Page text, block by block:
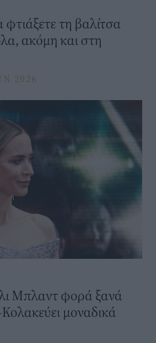
τη βαλίτσα
ακόμη και στη
2026
Μπλαντ φορά ξανά
μοναδικά